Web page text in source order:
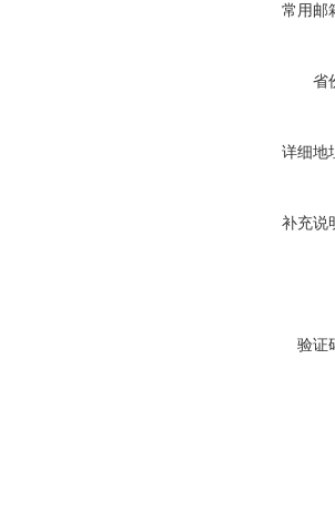
常用邮
省
详细地
补充说
验证